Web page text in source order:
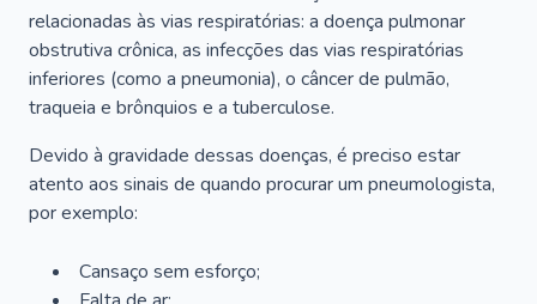
relacionadas às vias respiratórias: a doença pulmonar
obstrutiva crônica, as infecções das vias respiratórias
inferiores (como a pneumonia), o câncer de pulmão,
traqueia e brônquios e a tuberculose.
Devido à gravidade dessas doenças, é preciso estar
atento aos sinais de quando procurar um pneumologista,
por exemplo:
Cansaço sem esforço;